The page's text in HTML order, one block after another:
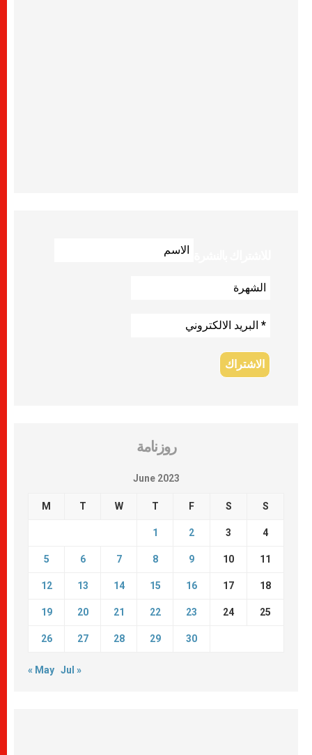
روزنامة
June 2023
M T W T F S S
1 2 3 4
5 6 7 8 9 10 11
12 13 14 15 16 17 18
19 20 21 22 23 24 25
26 27 28 29 30
« May Jul »